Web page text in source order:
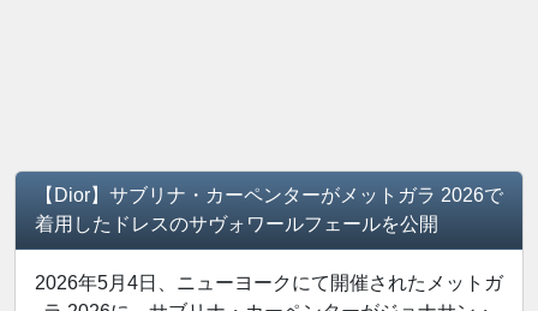
【Dior】サブリナ・カーペンターがメットガラ 2026で
着用したドレスのサヴォワールフェールを公開
2026年5月4日、ニューヨークにて開催されたメットガ